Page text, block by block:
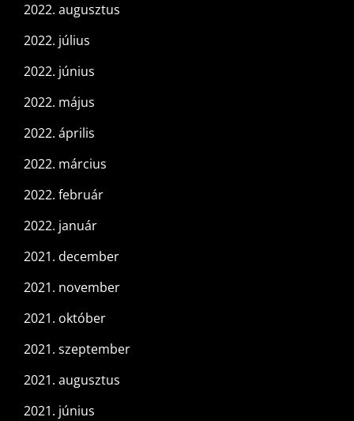
2022. augusztus
2022. július
2022. június
2022. május
2022. április
2022. március
2022. február
2022. január
2021. december
2021. november
2021. október
2021. szeptember
2021. augusztus
2021. június